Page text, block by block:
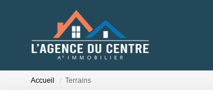
Accueil Terrains